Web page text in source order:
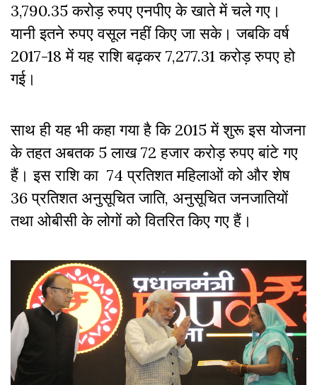
3,790.35 करोड़ रुपए एनपीए के खाते में चले गए।
यानी इतने रुपए वसूल नहीं किए जा सके। जबकि वर्ष
2017-18 में यह राशि बढ़कर 7,277.31 करोड़ रुपए हो
गई।
साथ ही यह भी कहा गया है कि 2015 में शुरू इस योजना
के तहत अबतक 5 लाख 72 हजार करोड़ रुपए बांटे गए
हैं। इस राशि का 74 प्रतिशत महिलाओं को और शेष
36 प्रतिशत अनुसूचित जाति, अनुसूचित जनजातियों
तथा ओबीसी के लोगों को वितरित किए गए हैं।